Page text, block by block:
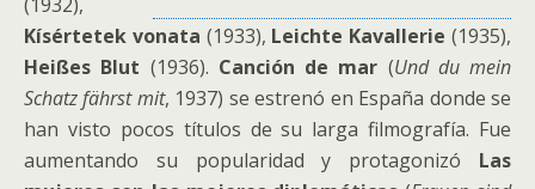
Kísértetek vonata (1933), Leichte Kavallerie (1935),
Heißes Blut (1936). Canción de mar (Und du mein
Schatz fährst mit, 1937) se estrenó en España donde se
han visto pocos títulos de su larga filmografía. Fue
aumentando su popularidad y protagonizó Las